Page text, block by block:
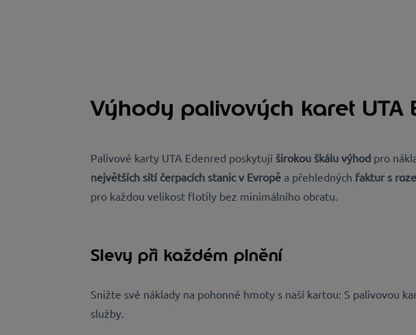
Výhody palivových karet UTA
Palivové karty UTA Edenred poskytují širokou škálu výhod pro
největších sítí čerpacích stanic v Evropě a přehledných faktur s
pro každou velikost flotily bez minimálního obratu.
Slevy při každém plnění
Snižte své náklady na pohonné hmoty s naší kartou: S palivovou
služby.